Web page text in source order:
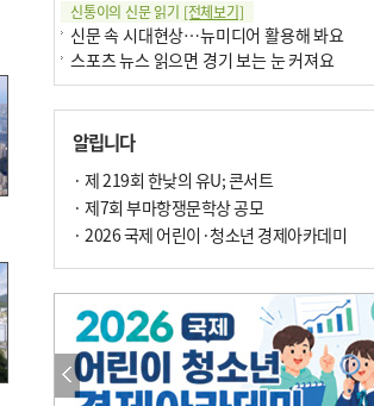
신통이의 신문 읽기 [전체보기]
신문 속 시대현상…뉴미디어 활용해 봐요
스포츠 뉴스 읽으면 경기 보는 눈 커져요
팩트체크[전체보기]
의령 한우산 털중나리
한 손 뉴스[전체보기]
알립니다
· 제 219회 한낮의 유U; 콘서트
· 제7회 부마항쟁문학상 공모
· 2026 국제 어린이·청소년 경제아카데미